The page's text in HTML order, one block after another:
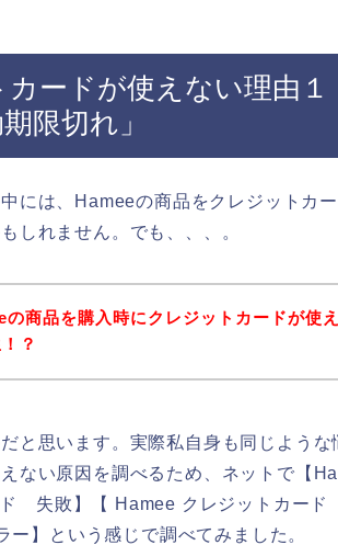
ードが使えない理由１
限切れ」
には、Hameeの商品をクレジットカ
しれません。でも、、、。
の商品を購入時にクレジットカードが使え
？
と思います。実際私自身も同じような
ない原因を調べるため、ネットで【
失敗】【 Hamee クレジットカード
】という感じで調べてみました。